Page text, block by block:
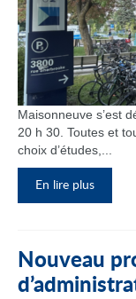
Maisonneuve s’est
20 h 30. Toutes et
choix d’études,...
En lire plus
Nouveau